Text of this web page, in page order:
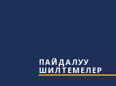
ПАЙДАЛУУ
ШИЛТЕМЕЛЕР